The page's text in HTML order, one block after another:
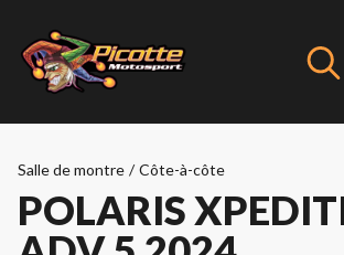
Salle de montre / Côte-à-côte
POLARIS